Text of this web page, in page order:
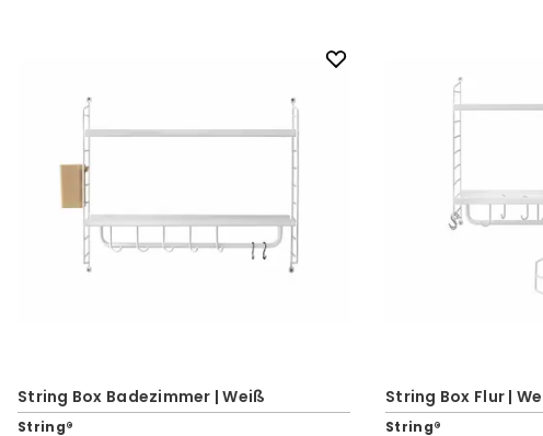
String Box Badezimmer | Weiß
String®
String Box Flur |
String®